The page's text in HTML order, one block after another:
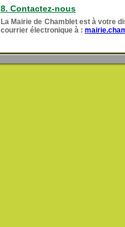
8. Contactez-nous
La Mairie de Chamblet est à votre
courrier électronique à :